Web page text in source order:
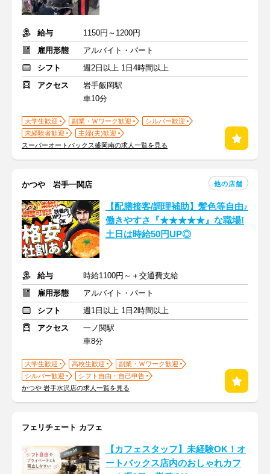
給与
1150円～1200円
雇用形態
アルバイト・パート
シフト
週2日以上 1日4時間以上
アクセス
岩手飯岡駅
車10分
大学生歓迎 副業・Ｗワーク歓迎
シルバー歓迎
未経験者歓迎
主婦(夫)歓迎
スーパーオートバックス盛岡南の求人一覧を見る
かつや 岩手一関店 他の店舗
【配膳接客/調理補助】髪色等自由♪
働きやすさ『★★★★★』な職場!
土日は時給50円UP◎
給与
時給1100円～＋交通費支給
雇用形態
アルバイト・パート
シフト
週1日以上 1日2時間以上
アクセス
一ノ関駅
車8分
大学生歓迎 高校生歓迎
副業・Ｗワーク歓迎
シルバー歓迎
シフト自由・自己申告
かつや 岩手水沢店の求人一覧を見る
フェリチェート カフェ
【カフェスタッフ】未経験OK！オ
ートバックス店内のおしゃれカフ